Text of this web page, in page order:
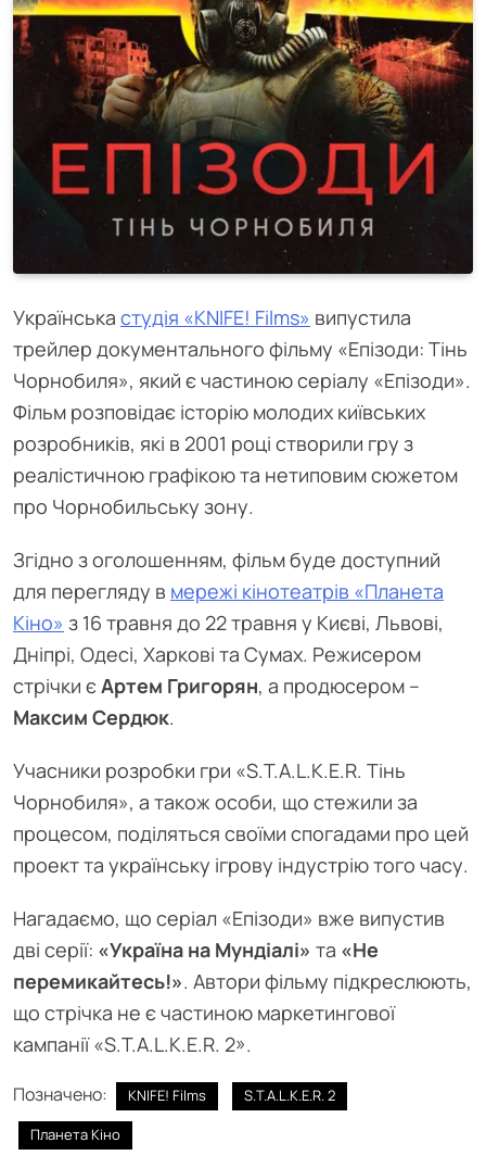
Українська студія «KNIFE! Films» випустила
трейлер документального фільму «Епізоди: Тінь
Чорнобиля», який є частиною серіалу «Епізоди».
Фільм розповідає історію молодих київських
розробників, які в 2001 році створили гру з
реалістичною графікою та нетиповим сюжетом
про Чорнобильську зону.
Згідно з оголошенням, фільм буде доступний
для перегляду в мережі кінотеатрів «Планета
Кіно» з 16 травня до 22 травня у Києві, Львові,
Дніпрі, Одесі, Харкові та Сумах. Режисером
стрічки єАртем Григорян, а продюсером –
Максим Сердюк.
Учасники розробки гри «S.T.A.L.K.E.R. Тінь
Чорнобиля», а також особи, що стежили за
процесом, поділяться своїми спогадами про цей
проект та українську ігрову індустрію того часу.
Нагадаємо, що серіал «Епізоди» вже випустив
дві серії: «Україна на Мундіалі» та «Не
перемикайтесь!». Автори фільму підкреслюють,
що стрічка не є частиною маркетингової
кампанії «S.T.A.L.K.E.R. 2».
Позначено: KNIFE! Films
S.T.A.L.K.E.R. 2
Планета Кіно